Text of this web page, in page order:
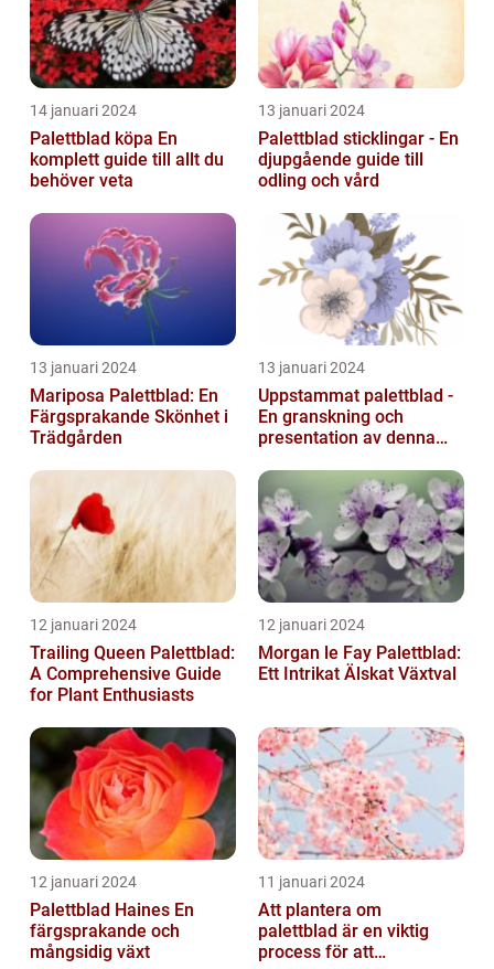
14 januari 2024
Palettblad köpa En
komplett guide till allt du
behöver veta
13 januari 2024
Palettblad sticklingar - En
djupgående guide till
odling och vård
13 januari 2024
Mariposa Palettblad: En
Färgsprakande Skönhet i
Trädgården
13 januari 2024
Uppstammat palettblad -
En granskning och
presentation av denna
12 januari 2024
Trailing Queen Palettblad:
A Comprehensive Guide
for Plant Enthusiasts
12 januari 2024
Morgan le Fay Palettblad:
Ett Intrikat Älskat Växtval
12 januari 2024
Palettblad Haines En
färgsprakande och
mångsidig växt
11 januari 2024
Att plantera om
palettblad är en viktig
process för att